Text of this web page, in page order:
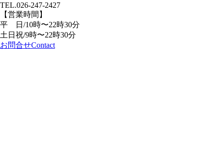
TEL.026-247-2427
【営業時間】
平 日/10時〜22時30分
土日祝/9時〜22時30分
お問合せContact